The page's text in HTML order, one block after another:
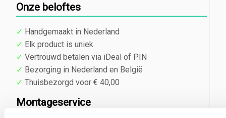
Onze beloftes
✓ Handgemaakt in Nederland
✓ Elk product is uniek
✓ Vertrouwd betalen via iDeal of PIN
✓ Bezorging in Nederland en België
✓ Thuisbezorgd voor € 40,00
Montageservice